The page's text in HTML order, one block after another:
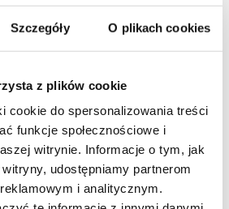
Szczegóły O plikach cookies
z plików cookie
cookie do spersonalizowania treści
funkcje społecznościowe i
witrynie. Informacje o tym, jak
udostępniamy partnerom
i analitycznym.
R E K L A M A